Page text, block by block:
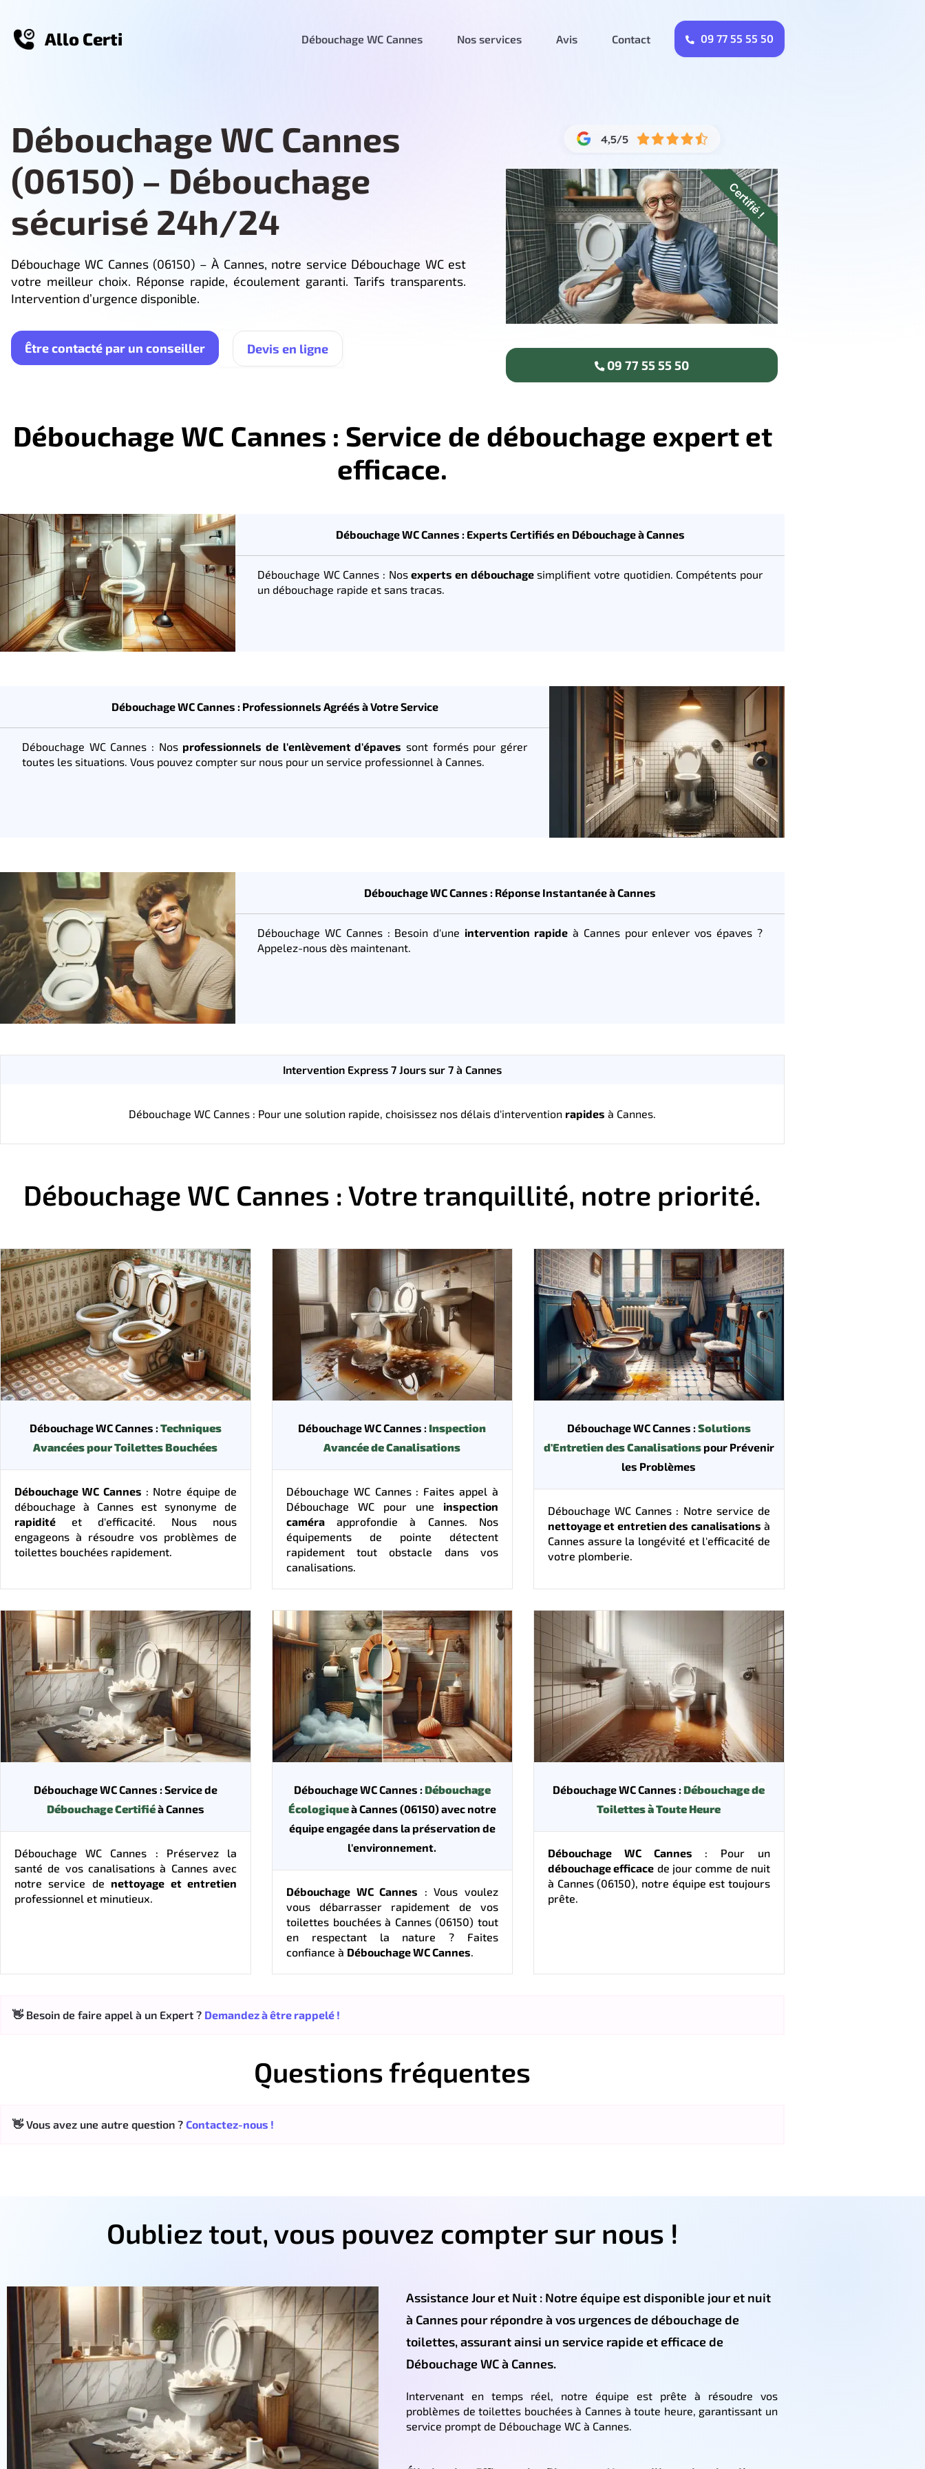
Allo Certi Débouchage WC Cannes Nos services Avis Contact 09 77 55 55 50
Débouchage WC Cannes
(06150) – Débouchage
sécurisé 24h/24
Débouchage WC Cannes (06150) – À Cannes, notre service Débouchage WC est
votre meilleur choix. Réponse rapide, écoulement garanti. Tarifs transparents.
Intervention d’urgence disponible.
Être contacté par un conseiller Devis en ligne
Certifié !
09 77 55 55 50
Débouchage WC Cannes : Service de débouchage expert et
efficace.
Débouchage WC Cannes : Experts Certifiés en Débouchage à Cannes
Débouchage WC Cannes : Nosexperts en débouchagesimplifient votre quotidien. Compétents pour
un débouchage rapide et sans tracas.
Débouchage WC Cannes : Professionnels Agréés à Votre Service
Débouchage WC Cannes : Nos professionnels de l'enlèvement d'épaves sont formés pour gérer
toutes les situations. Vous pouvez compter sur nous pour un service professionnel à Cannes.
Débouchage WC Cannes : Réponse Instantanée à Cannes
Débouchage WC Cannes : Besoin d'une intervention rapide à Cannes pour enlever vos épaves ?
Appelez-nous dès maintenant.
Intervention Express 7 Jours sur 7 à Cannes
Débouchage WC Cannes : Pour une solution rapide, choisissez nos délais d'intervention rapides à Cannes.
Débouchage WC Cannes : Votre tranquillité, notre priorité.
Débouchage WC Cannes : Techniques
Avancées pour Toilettes Bouchées
Débouchage WC Cannes : Notre équipe de
débouchage à Cannes est synonyme de
rapidité et d'efficacité. Nous nous
engageons à résoudre vos problèmes de
toilettes bouchées rapidement.
Débouchage WC Cannes :Inspection
Avancée de Canalisations
Débouchage WC Cannes : Faites appel à
Débouchage WC pour une inspection
caméraapprofondie à Cannes. Nos
équipements de pointe détectent
rapidement tout obstacle dans vos
canalisations.
Débouchage WC Cannes : Solutions
d'Entretien des Canalisationspour Prévenir
les Problèmes
Débouchage WC Cannes : Notre service de
nettoyage et entretien des canalisations à
Cannes assure la longévité et l'efficacité de
votre plomberie.
Débouchage WC Cannes : Service de
Débouchage Certifiéà Cannes
Débouchage WC Cannes : Préservez la
santé de vos canalisations à Cannes avec
notre service de nettoyage et entretien
professionnel et minutieux.
Débouchage WC Cannes : Débouchage
Écologiqueà Cannes (06150) avec notre
équipe engagée dans la préservation de
l'environnement.
Débouchage WC Cannes : Vous voulez
vous débarrasser rapidement de vos
toilettes bouchées à Cannes (06150) tout
en respectant la nature ? Faites
confiance à Débouchage WC Cannes.
Débouchage WC Cannes :Débouchage de
Toilettes à Toute Heure
Débouchage WC Cannes : Pour un
débouchage efficace de jour comme de nuit
à Cannes (06150), notre équipe est toujours
prête.
👋 Besoin de faire appel à un Expert ? Demandez à être rappelé !
Questions fréquentes
👋 Vous avez une autre question ? Contactez-nous !
Oubliez tout, vous pouvez compter sur nous !
Assistance Jour et Nuit : Notre équipe est disponible jour et nuit
à Cannes pour répondre à vos urgences de débouchage de
toilettes, assurant ainsi un service rapide et efficace de
Débouchage WC à Cannes.
Intervenant en temps réel, notre équipe est prête à résoudre vos
problèmes de toilettes bouchées à Cannes à toute heure, garantissant un
service prompt de Débouchage WC à Cannes.